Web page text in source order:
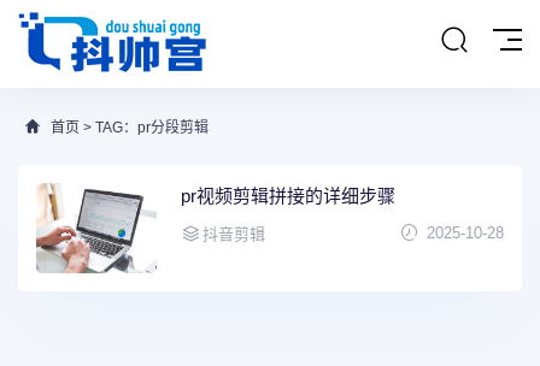
首页 > TAG：pr分段剪辑
pr视频剪辑拼接的详细步骤
抖音剪辑 2025-10-28